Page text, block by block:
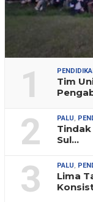
1
Tim
2 PALU,
Tindak
Sul…
3 PALU,
Lima